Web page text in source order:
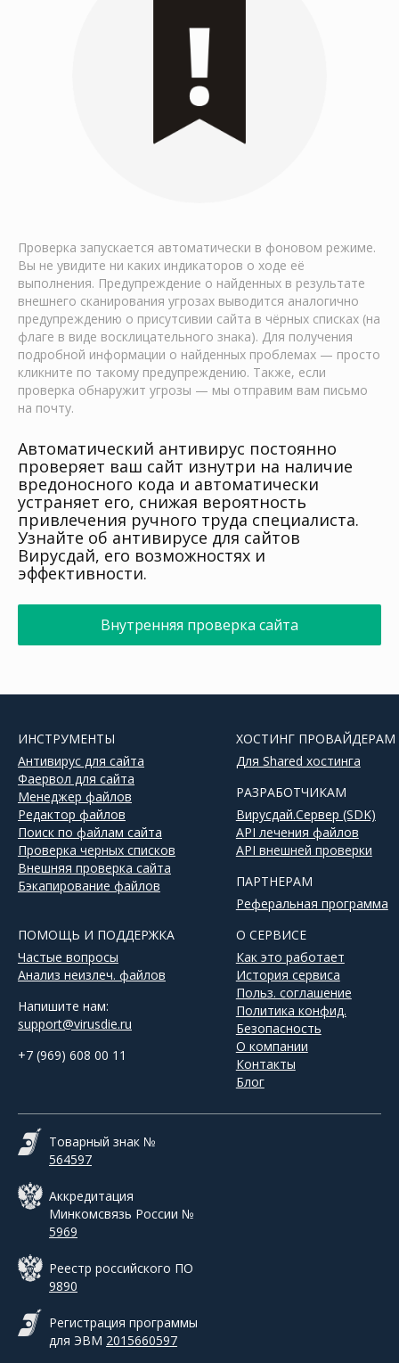
Проверка запускается автоматически в фоновом режиме.
Вы не увидите ни каких индикаторов о ходе её
выполнения. Предупреждение о найденных в результате
внешнего сканирования угрозах выводится аналогично
предупреждению о присутсивии сайта в чёрных списках (на
флаге в виде восклицательного знака). Для получения
подробной информации о найденных проблемах — просто
кликните по такому предупреждению. Также, если
проверка обнаружит угрозы — мы отправим вам письмо
на почту.
Автоматический антивирус постоянно
проверяет ваш сайт изнутри на наличие
вредоносного кода и автоматически
устраняет его, снижая вероятность
привлечения ручного труда специалиста.
Узнайте об антивирусе для сайтов
Вирусдай, его возможностях и
эффективности.
Внутренняя проверка сайта
ИНСТРУМЕНТЫ
Антивирус для сайта
Фаервол для сайта
Менеджер файлов
Редактор файлов
Поиск по файлам сайта
Проверка черных списков
Внешняя проверка сайта
Бэкапирование файлов
ХОСТИНГ ПРОВАЙДЕРАМ
Для Shared хостинга
РАЗРАБОТЧИКАМ
Вирусдай.Сервер (SDK)
API лечения файлов
API внешней проверки
ПАРТНЕРАМ
Реферальная программа
ПОМОЩЬ И ПОДДЕРЖКА
Частые вопросы
Анализ неизлеч. файлов
Напишите нам:
support@virusdie.ru
+7 (969) 608 00 11
О СЕРВИСЕ
Как это работает
История сервиса
Польз. соглашение
Политика конфид.
Безопасность
О компании
Контакты
Блог
Товарный знак №
564597
Аккредитация
Минкомсвязь России №
5969
Реестр российского ПО
9890
Регистрация программы
для ЭВМ 2015660597